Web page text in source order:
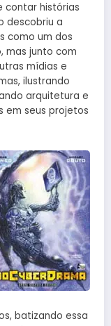
contar histórias
descobriu a
como um dos
mas junto com
mídias e
ilustrando
arquitetura e
em seus projetos
batizando essa